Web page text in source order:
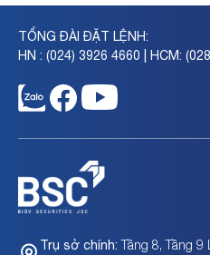
TỔNG ĐÀI ĐẶT LỆNH:
HN : (024) 3926 4660 | HCM:
Trụ sở chính: Tầng 8, Tầng 9